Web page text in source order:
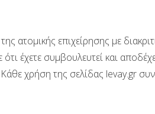
ατομικής επιχείρησης με
έχετε συμβουλευτεί και
χρήση της σελίδας levay.gr